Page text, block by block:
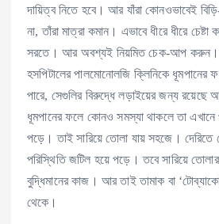
দায়িত্ব নিতে হবে। আর যাঁরা কোনওভাবেই
না, তাঁরা মাত্রা কমান। এভাবে ধীরে ধীরে
সরতে। আর অবশ্যই নিয়মিত চেক-আপ করুন।’
হসপিটালের পালমোনোলজি ক্লিনিকে
পারে, সেগুলির বিরুদ্ধে লড়াইয়ের জন্য রয়েছে
ধূমপানের ফলে কোনও সমস্যা থাকলে তা এখানে
পড়ে। তাই সারিয়ে তোলা যায় সহজে।
পরিস্থিতি জটিল হয়ে পড়ে। তবে সারিয়ে
বুদ্ধিমানের কাজ। আর তাই তামাক বা
থেকে।